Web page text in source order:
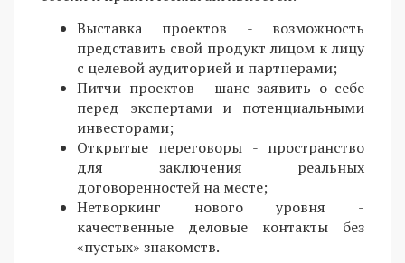
Выставка проектов - возможность
представить свой продукт лицом к лицу
с целевой аудиторией и партнерами;
Питчи проектов - шанс заявить о себе
перед экспертами и потенциальными
инвесторами;
Открытые переговоры - пространство
для заключения реальных
договоренностей на месте;
Нетворкинг нового уровня -
качественные деловые контакты без
«пустых» знакомств.